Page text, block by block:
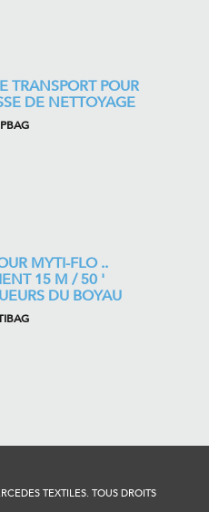
TRANSPORT POUR
DE NETTOYAGE
MYTI-FLO ..
15 M / 50 '
DU BOYAU
TEXTILES. TOUS DROITS